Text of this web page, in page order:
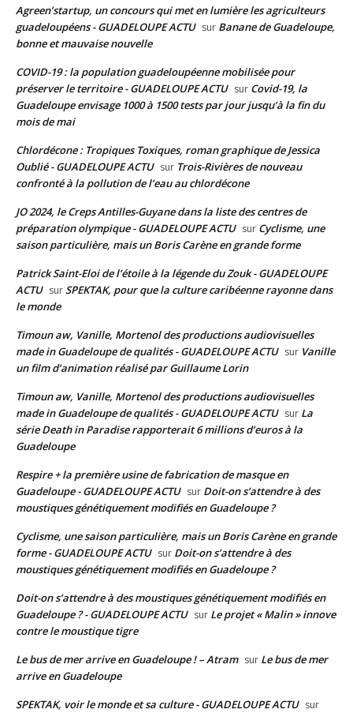
Agreen’startup, un concours qui met en lumière les agriculteurs
guadeloupéens - GUADELOUPE ACTU sur Banane de Guadeloupe,
bonne et mauvaise nouvelle
COVID-19 : la population guadeloupéenne mobilisée pour
préserver le territoire - GUADELOUPE ACTU sur Covid-19, la
Guadeloupe envisage 1000 à 1500 tests par jour jusqu’à la fin du
mois de mai
Chlordécone : Tropiques Toxiques, roman graphique de Jessica
Oublié - GUADELOUPE ACTU sur Trois-Rivières de nouveau
confronté à la pollution de l’eau au chlordécone
JO 2024, le Creps Antilles-Guyane dans la liste des centres de
préparation olympique - GUADELOUPE ACTU sur Cyclisme, une
saison particulière, mais un Boris Carène en grande forme
Patrick Saint-Eloi de l’étoile à la légende du Zouk - GUADELOUPE
ACTU surSPEKTAK, pour que la culture caribéenne rayonne dans
le monde
Timoun aw, Vanille, Mortenol des productions audiovisuelles
made in Guadeloupe de qualités - GUADELOUPE ACTU sur Vanille
un film d’animation réalisé par Guillaume Lorin
Timoun aw, Vanille, Mortenol des productions audiovisuelles
made in Guadeloupe de qualités - GUADELOUPE ACTU sur La
série Death in Paradise rapporterait 6 millions d’euros à la
Guadeloupe
Respire + la première usine de fabrication de masque en
Guadeloupe - GUADELOUPE ACTU sur Doit-on s’attendre à des
moustiques génétiquement modifiés en Guadeloupe ?
Cyclisme, une saison particulière, mais un Boris Carène en grande
forme - GUADELOUPE ACTU sur Doit-on s’attendre à des
moustiques génétiquement modifiés en Guadeloupe ?
Doit-on s’attendre à des moustiques génétiquement modifiés en
Guadeloupe ? - GUADELOUPE ACTU sur Le projet « Malin » innove
contre le moustique tigre
Le bus de mer arrive en Guadeloupe ! – Atram sur Le bus de mer
arrive en Guadeloupe
SPEKTAK, voir le monde et sa culture - GUADELOUPE ACTU sur